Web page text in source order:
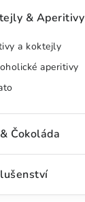
& Aperitivy
a koktejly
aperitivy
Čokoláda